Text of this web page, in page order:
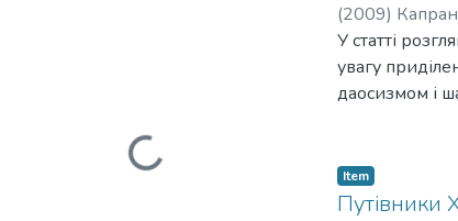
Loading...
(2009)
У статті
увагу
даосизмом і
Item
Путівники